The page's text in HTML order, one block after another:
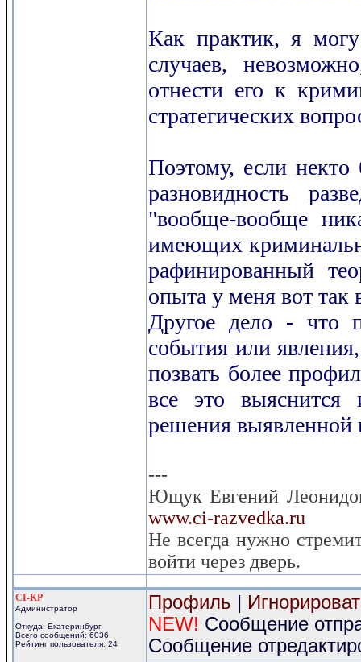
Как практик, я
случаев,
отнести его к
стратегических
Поэтому, если некто
разновидность
"вообще-вообще
имеющих
рафинированный
опыта у меня вот так
Другое дело - что
события или
позвать более
все это выяснится
решения выявленной
---
Ющук Евгений
www.ci-razvedka.ru
Не всегда нужно
войти через дверь.
CI-KP
Администратор
Откуда: Екатеринбург
Всего сообщений: 6036
Рейтинг пользователя: 24
Профиль |
NEW! Сообщение
Сообщение